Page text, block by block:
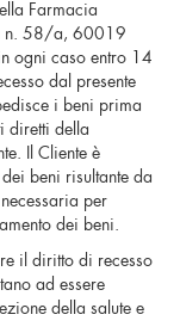
Farmacia
n. 58/a, 60019
ogni caso entro 14
dal presente
i beni prima
diretti della
Il Cliente è
beni risultante da
per
dei beni.
il diritto di recesso
ad essere
della salute e